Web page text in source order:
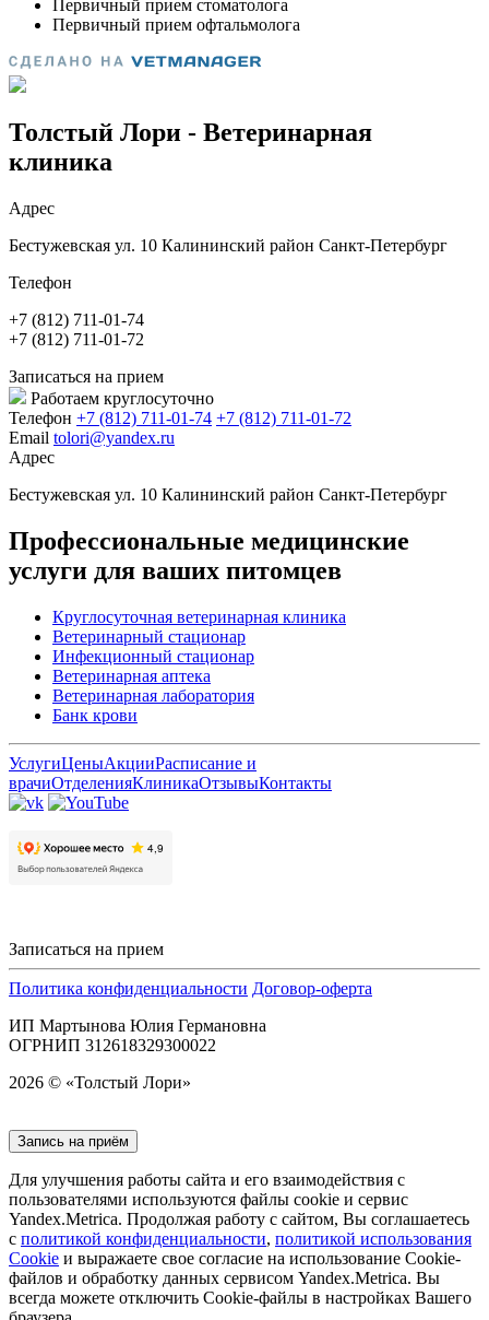
Толстый Лори - Ветеринарная
клиника
Адрес
Бестужевская ул. 10 Калининский район Санкт-Петербург
Телефон
+7 (812) 711-01-74
+7 (812) 711-01-72
Записаться на прием
Работаем круглосуточно
Телефон +7 (812) 711-01-74 +7 (812) 711-01-72
Email tolori@yandex.ru
Адрес
Бестужевская ул. 10 Калининский район Санкт-Петербург
Профессиональные медицинские
услуги для ваших питомцев
Круглосуточная ветеринарная клиника
Ветеринарный стационар
Инфекционный стационар
Ветеринарная аптека
Ветеринарная лаборатория
Банк крови
УслугиЦеныАкцииРасписание и
врачиОтделенияКлиникаОтзывыКонтакты
Записаться на прием
Политика конфиденциальности Договор-оферта
ИП Мартынова Юлия Германовна
ОГРНИП 312618329300022
2026 © «Толстый Лори»
Запись на приём
Для улучшения работы сайта и его взаимодействия с
пользователями используются файлы cookie и сервис
Yandex.Metrica. Продолжая работу с сайтом, Вы соглашаетесь
с политикой конфиденциальности, политикой использования
Cookie и выражаете свое согласие на использование Cookie-
файлов и обработку данных сервисом Yandex.Metrica. Вы
всегда можете отключить Cookie-файлы в настройках Вашего